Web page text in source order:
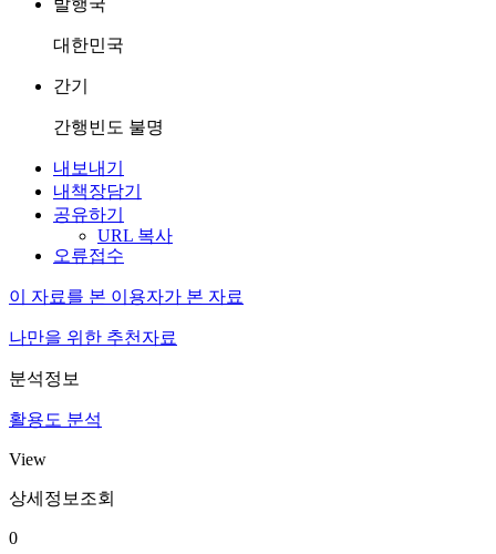
발행국
대한민국
간기
간행빈도 불명
내보내기
내책장담기
공유하기
URL 복사
오류접수
이 자료를 본 이용자가 본 자료
나만을 위한 추천자료
분석정보
활용도 분석
View
상세정보조회
0